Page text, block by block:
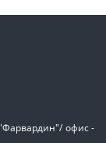
офис -